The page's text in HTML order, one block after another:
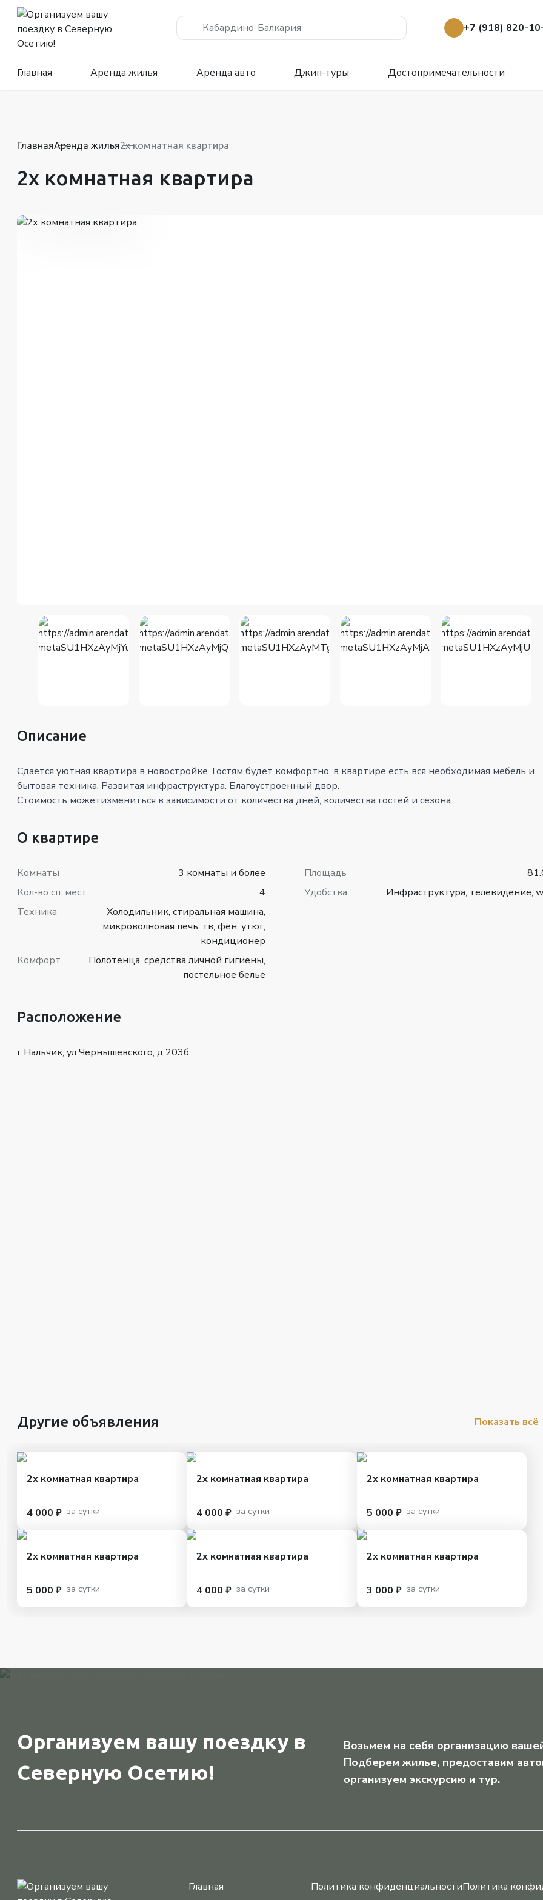
Кабардино-Балкария +7 (918) 820-
Главная Аренда жилья Аренда авто Джип-туры Достопримечательности
ГлавнаяАренда жилья2х комнатная квартира
2х комнатная квартира
Описание
Сдается уютная квартира в новостройке. Гостям будет комфортно, в квартире есть вся необходимая мебель и
бытовая техника. Развитая инфраструктура. Благоустроенный двор.
Стоимость можетизмениться в зависимости от количества дней, количества гостей и сезона.
О квартире
Комнаты 3 комнаты и более Площадь
Кол-во сп. мест
4 Удобства
Инфраструктура, телевидение,
Техника
Холодильник, стиральная машина,
микроволновая печь, тв, фен, утюг,
кондиционер
Комфорт
Полотенца, средства личной гигиены,
постельное белье
Расположение
г Нальчик, ул Чернышевского, д 203б
Другие объявления Показать всё
2х комнатная квартира
4 000 ₽ за сутки
2х комнатная квартира
4 000 ₽ за сутки
2х комнатная квартира
5 000 ₽ за сутки
2х комнатная квартира
5 000 ₽ за сутки
2х комнатная квартира
4 000 ₽ за сутки
2х комнатная квартира
3 000 ₽ за сутки
Организуем вашу поездку в
Северную Осетию!
Возьмем на себя организацию
Подберем жилье, предоставим
организуем экскурсию и тур.
Главная Политика конфиденциальностиПолитика